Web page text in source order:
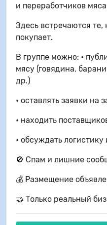
и переработчиков
Здесь встречаются те,
покупает.
В группе можно: •
мясу (говядина,
др.)
• оставлять заявки на
• находить
• обсуждать
🚫 Спам и лишние
💰 Размещение
🤝 Только реальный